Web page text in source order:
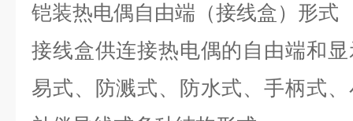
铠装热电偶自由端（接线盒）形式
接线盒供连接热电偶的自由端和
易式、防溅式、防水式、手柄式